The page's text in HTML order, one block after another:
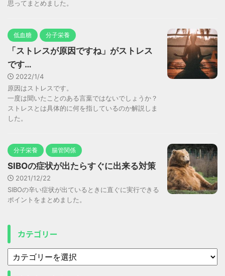
思ってまとめました。
低血糖 分子栄養
「ストレスが原因ですね」がストレス
です…
2022/1/4
原因はストレスです。
一度は聞いたことのある言葉ではないでしょうか？
ストレスとは具体的に何を指しているのか解説しま
した。
分子栄養 腸管関係
SIBOの症状が出たらすぐに出来る対策
2021/12/22
SIBOの辛い症状が出ているときに直ぐに実行できる
ポイントをまとめました。
カテゴリー